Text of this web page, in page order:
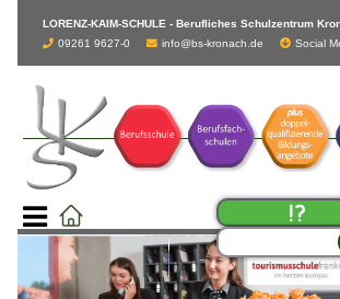
LORENZ-KAIM-SCHULE - Berufliches Schulzentrum
09261 9627-0
info@bs-kronach.de Social